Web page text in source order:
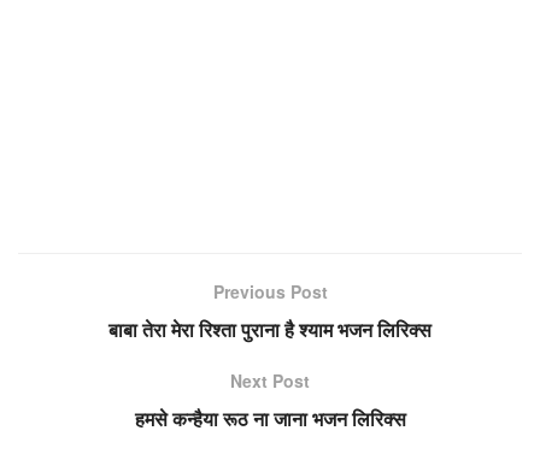
Previous Post
बाबा तेरा मेरा रिश्ता पुराना है श्याम भजन लिरिक्स
Next Post
हमसे कन्हैया रूठ ना जाना भजन लिरिक्स